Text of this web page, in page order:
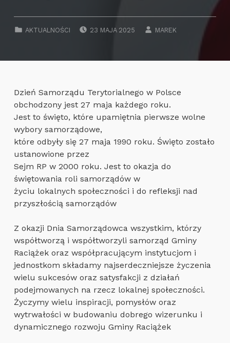
AKTUALNOŚCI 23 MAJA 2025 MAREK
Dzień Samorządu Terytorialnego w Polsce
obchodzony jest 27 maja każdego roku.
Jest to święto, które upamiętnia pierwsze wolne
wybory samorządowe,
które odbyły się 27 maja 1990 roku. Święto zostało
ustanowione przez
Sejm RP w 2000 roku. Jest to okazja do
świętowania roli samorządów w
życiu lokalnych społeczności i do refleksji nad
przyszłością samorządów
Z okazji Dnia Samorządowca wszystkim, którzy
współtworzą i współtworzyli samorząd Gminy
Raciążek oraz współpracującym instytucjom i
jednostkom składamy najserdeczniejsze życzenia
wielu sukcesów oraz satysfakcji z działań
podejmowanych na rzecz lokalnej społeczności.
Życzymy wielu inspiracji, pomysłów oraz
wytrwałości w budowaniu dobrego wizerunku i
dynamicznego rozwoju Gminy Raciążek